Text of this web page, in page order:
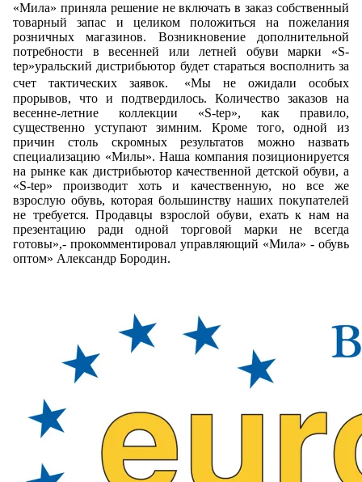
«Мила» приняла решение не включать в заказ собственный
товарный запас и целиком положиться на пожелания
розничных магазинов. Возникновение дополнительной
потребности в весенней или летней обуви марки «S-
tep»уральский дистрибьютор будет стараться восполнить за
счет тактических заявок. «Мы не ожидали особых
прорывов, что и подтвердилось. Количество заказов на
весенне-летние коллекции «S-tep», как правило,
существенно уступают зимним. Кроме того, одной из
причин столь скромных результатов можно назвать
специализацию «Милы». Наша компания позиционируется
на рынке как дистрибьютор качественной детской обуви, а
«S-tep» производит хоть и качественную, но все же
взрослую обувь, которая большинству наших покупателей
не требуется. Продавцы взрослой обуви, ехать к нам на
презентацию ради одной торговой марки не всегда
готовы»,- прокомментировал управляющий «Мила» - обувь
оптом» Александр Бородин.